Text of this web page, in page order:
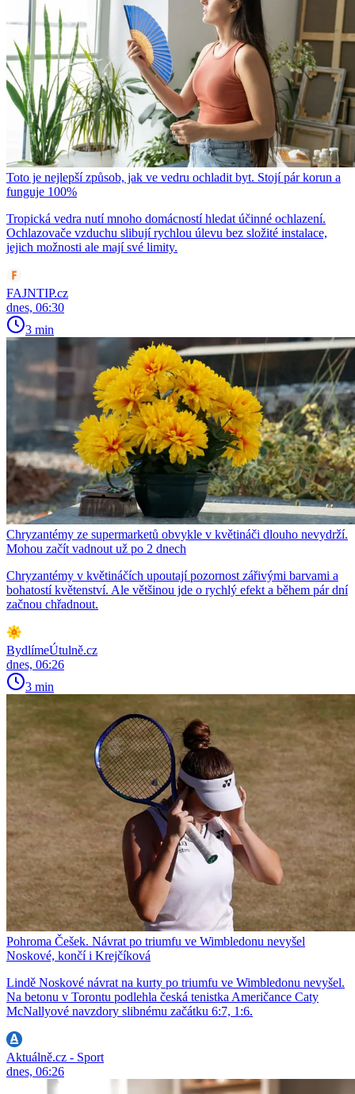
Toto je nejlepší způsob, jak ve vedru ochladit byt. Stojí pár korun a
funguje 100%
Tropická vedra nutí mnoho domácností hledat účinné ochlazení.
Ochlazovače vzduchu slibují rychlou úlevu bez složité instalace,
jejich možnosti ale mají své limity.
FAJNTIP.cz
dnes, 06:30
3 min
Chryzantémy ze supermarketů obvykle v květináči dlouho nevydrží.
Mohou začít vadnout už po 2 dnech
Chryzantémy v květináčích upoutají pozornost zářivými barvami a
bohatostí květenství. Ale většinou jde o rychlý efekt a během pár dní
začnou chřadnout.
BydlímeÚtulně.cz
dnes, 06:26
3 min
Pohroma Češek. Návrat po triumfu ve Wimbledonu nevyšel
Noskové, končí i Krejčíková
Lindě Noskové návrat na kurty po triumfu ve Wimbledonu nevyšel.
Na betonu v Torontu podlehla česká tenistka Američance Caty
McNallyové navzdory slibnému začátku 6:7, 1:6.
Aktuálně.cz - Sport
dnes, 06:26